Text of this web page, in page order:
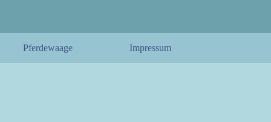
Pferdewaage Impressum